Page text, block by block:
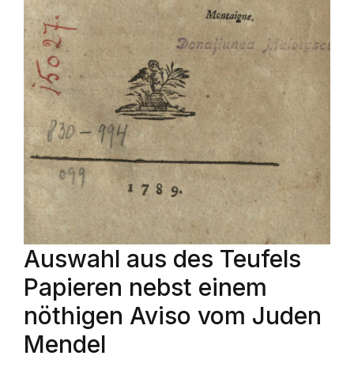
Auswahl aus des Teufels
Papieren nebst einem
nöthigen Aviso vom Juden
Mendel